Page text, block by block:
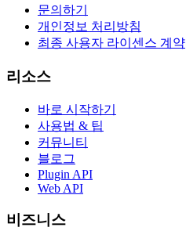
문의하기
개인정보 처리방침
최종 사용자 라이센스 계약
리소스
바로 시작하기
사용법 & 팁
커뮤니티
블로그
Plugin API
Web API
비즈니스